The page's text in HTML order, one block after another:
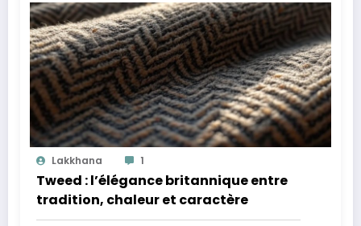
Lakkhana 1
Tweed : l’élégance britannique entre
tradition, chaleur et caractère